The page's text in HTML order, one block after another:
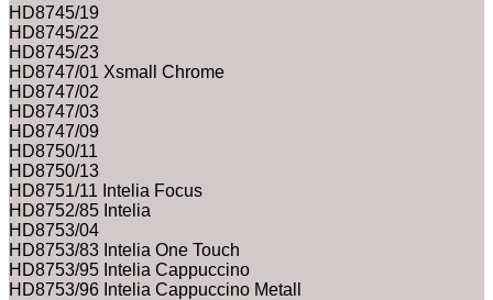
HD8745/19
HD8745/22
HD8745/23
HD8747/01 Xsmall Chrome
HD8747/02
HD8747/03
HD8747/09
HD8750/11
HD8750/13
HD8751/11 Intelia Focus
HD8752/85 Intelia
HD8753/04
HD8753/83 Intelia One Touch
HD8753/95 Intelia Cappuccino
HD8753/96 Intelia Cappuccino Metall